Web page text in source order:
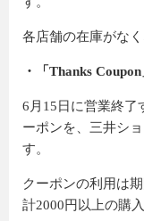
各店舗の在庫がな
・「Thanks Coupon
6月15日に営業終了
ーポンを、三井シ
す。
クーポンの利用は
計2000円以上の購